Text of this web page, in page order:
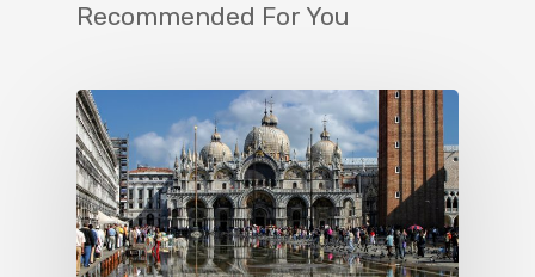
Recommended For You